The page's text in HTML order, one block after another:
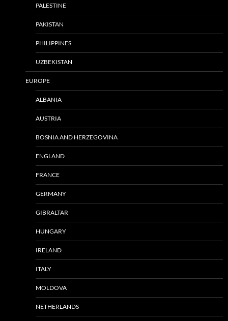
PALESTINE
PAKISTAN
PHILIPPINES
UZBEKISTAN
EUROPE
ALBANIA
AUSTRIA
BOSNIA AND HERZEGOVINA
ENGLAND
FRANCE
GERMANY
GIBRALTAR
HUNGARY
IRELAND
ITALY
MOLDOVA
NETHERLANDS